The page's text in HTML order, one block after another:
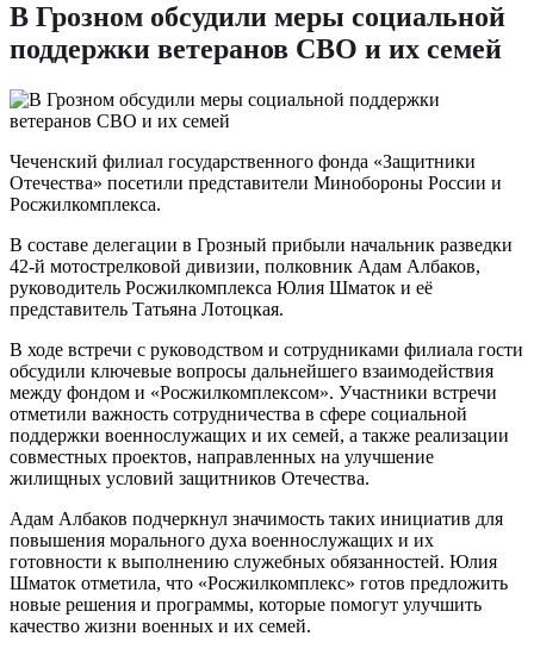
В Грозном обсудили меры социальной
поддержки ветеранов СВО и их семей
Чеченский филиал государственного фонда «Защитники
Отечества» посетили представители Минобороны России и
Росжилкомплекса.
В составе делегации в Грозный прибыли начальник разведки
42-й мотострелковой дивизии, полковник Адам Албаков,
руководитель Росжилкомплекса Юлия Шматок и её
представитель Татьяна Лотоцкая.
В ходе встречи с руководством и сотрудниками филиала гости
обсудили ключевые вопросы дальнейшего взаимодействия
между фондом и «Росжилкомплексом». Участники встречи
отметили важность сотрудничества в сфере социальной
поддержки военнослужащих и их семей, а также реализации
совместных проектов, направленных на улучшение
жилищных условий защитников Отечества.
Адам Албаков подчеркнул значимость таких инициатив для
повышения морального духа военнослужащих и их
готовности к выполнению служебных обязанностей. Юлия
Шматок отметила, что «Росжилкомплекс» готов предложить
новые решения и программы, которые помогут улучшить
качество жизни военных и их семей.